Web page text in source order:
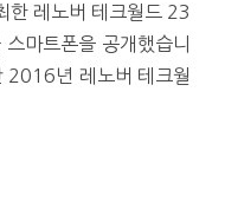
한 레노버 테크월드 23
마트폰을 공개했습니
2016년 레노버 테크월